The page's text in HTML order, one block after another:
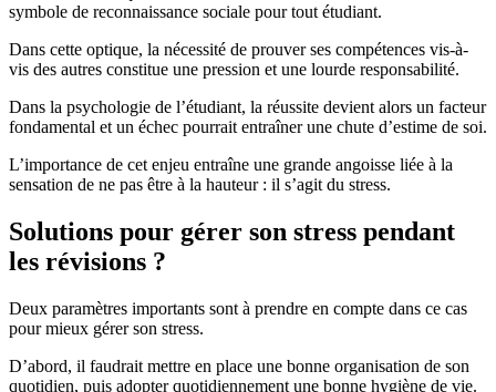
symbole de reconnaissance sociale pour tout étudiant.
Dans cette optique, la nécessité de prouver ses compétences vis-à-
vis des autres constitue une pression et une lourde responsabilité.
Dans la psychologie de l’étudiant, la réussite devient alors un facteur
fondamental et un échec pourrait entraîner une chute d’estime de soi.
L’importance de cet enjeu entraîne une grande angoisse liée à la
sensation de ne pas être à la hauteur : il s’agit du stress.
Solutions pour gérer son stress pendant
les révisions ?
Deux paramètres importants sont à prendre en compte dans ce cas
pour mieux gérer son stress.
D’abord, il faudrait mettre en place une bonne organisation de son
quotidien, puis adopter quotidiennement une bonne hygiène de vie.